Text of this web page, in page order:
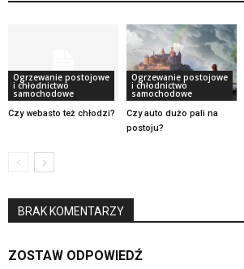
Ogrzewanie postojowe
i chłodnictwo
samochodowe
Czy webasto też chłodzi?
Ogrzewanie postojowe
i chłodnictwo
samochodowe
Czy auto dużo pali na
postoju?
BRAK KOMENTARZY
ZOSTAW ODPOWIEDŹ